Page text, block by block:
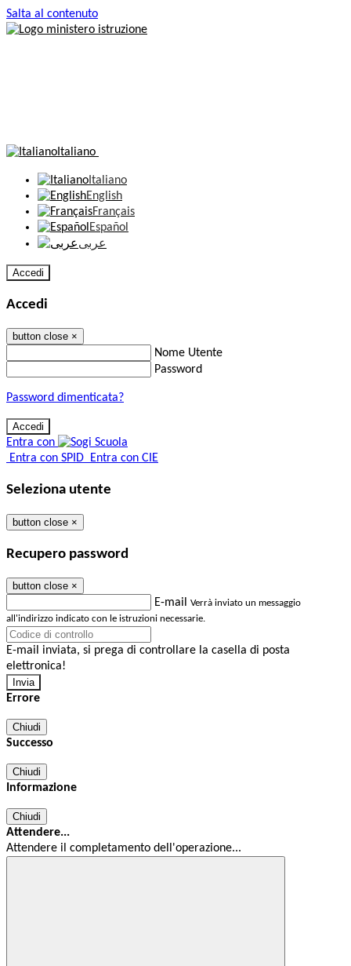
Salta al contenuto
Italiano
Italiano
English
Français
Español
عربى
Accedi
Accedi
button close ×
Nome Utente
Password
Password dimenticata?
Entra con
Entra con SPID Entra con CIE
Seleziona utente
button close ×
Recupero password
button close ×
E-mail Verrà inviato un messaggio
all'indirizzo indicato con le istruzioni necessarie.
E-mail inviata, si prega di controllare la casella di posta
elettronica!
Errore
Chiudi
Successo
Chiudi
Informazione
Chiudi
Attendere...
Attendere il completamento dell'operazione...